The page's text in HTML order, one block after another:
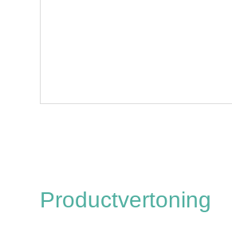
Productvertoning